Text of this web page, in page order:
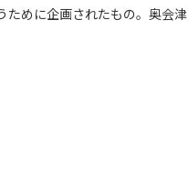
ために企画されたもの。奥会津